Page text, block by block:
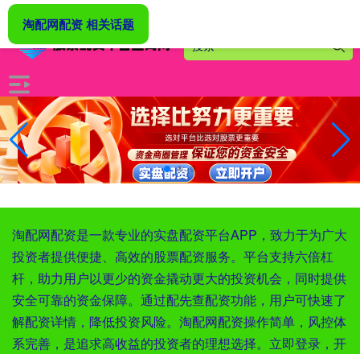
-->
淘配网配资是一款专业的实盘配资平台APP，致力于为广大
投资者提供便捷、高效的股票配资服务。平台支持六倍杠
杆，助力用户以更少的资金撬动更大的投资机会，同时提供
安全可靠的资金保障。通过配先查配资功能，用户可快速了
解配资详情，降低投资风险。淘配网配资操作简单，风控体
系完善，是追求高收益的投资者的理想选择。立即登录，开
淘配网配资 相关话题